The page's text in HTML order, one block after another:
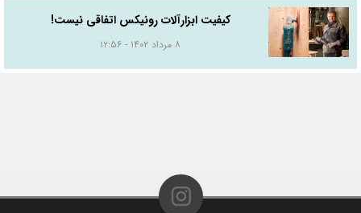
کیفیت ابزارآلات رونیکس اتفاقی نیست!